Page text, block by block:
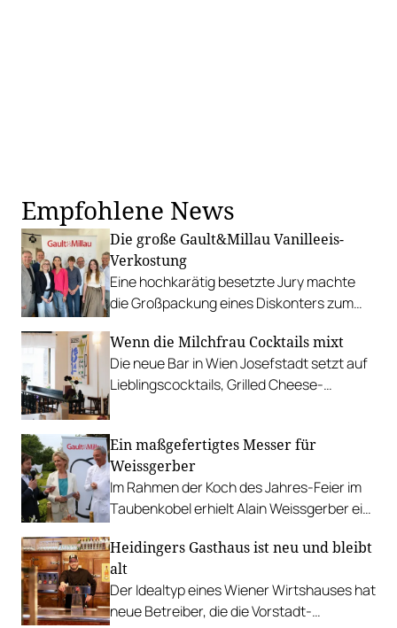
Empfohlene News
Die große Gault&Millau Vanilleeis-
Verkostung
Eine hochkarätig besetzte Jury machte
die Großpackung eines Diskonters zum
Wenn die Milchfrau Cocktails mixt
Die neue Bar in Wien Josefstadt setzt auf
Lieblingscocktails, Grilled Cheese-
Ein maßgefertigtes Messer für
Weissgerber
Im Rahmen der Koch des Jahres-Feier im
Taubenkobel erhielt Alain Weissgerber ein
Kappeller.
Heidingers Gasthaus ist neu und bleibt
alt
Der Idealtyp eines Wiener Wirtshauses hat
neue Betreiber, die die Vorstadt-